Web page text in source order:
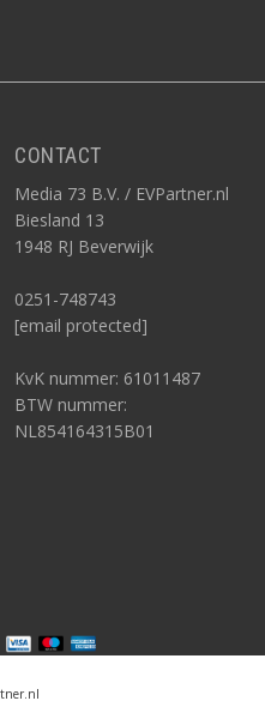
CONTACT
Media 73 B.V. / EVPartner.nl
Biesland 13
1948 RJ Beverwijk
0251-748743
[email protected]
KvK nummer: 61011487
BTW nummer:
NL854164315B01